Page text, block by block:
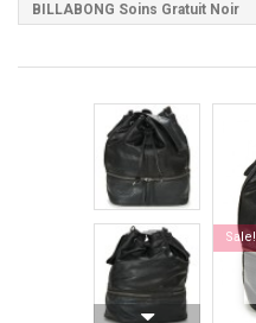
BILLABONG Soins Gratuit Noir
Sale!